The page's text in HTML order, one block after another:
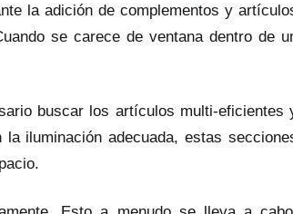
la adición de complementos y
se carece de ventana dentro de
buscar los artículos multi-eficientes
iluminación adecuada, estas